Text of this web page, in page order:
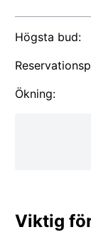
Högsta bud:
Ökning:
Viktig